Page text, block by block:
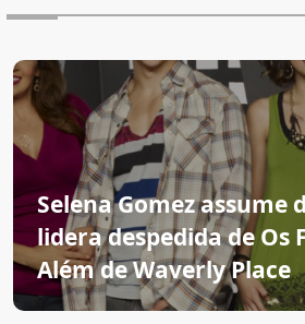
Selena Gomez assume
lidera despedida de Os
Além de Waverly Place